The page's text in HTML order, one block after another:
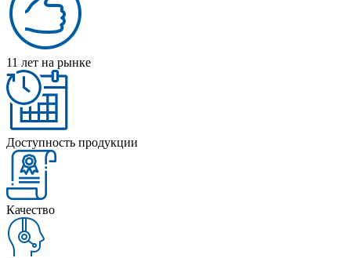
11 лет на рынке
Доступность продукции
Качество